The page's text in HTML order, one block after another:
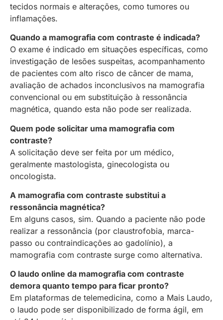
tecidos normais e alterações, como tumores ou
inflamações.
Quando a mamografia com contraste é indicada?
O exame é indicado em situações específicas, como
investigação de lesões suspeitas, acompanhamento
de pacientes com alto risco de câncer de mama,
avaliação de achados inconclusivos na mamografia
convencional ou em substituição à ressonância
magnética, quando esta não pode ser realizada.
Quem pode solicitar uma mamografia com
contraste?
A solicitação deve ser feita por um médico,
geralmente mastologista, ginecologista ou
oncologista.
A mamografia com contraste substitui a
ressonância magnética?
Em alguns casos, sim. Quando a paciente não pode
realizar a ressonância (por claustrofobia, marca-
passo ou contraindicações ao gadolínio), a
mamografia com contraste surge como alternativa.
O laudo online da mamografia com contraste
demora quanto tempo para ficar pronto?
Em plataformas de telemedicina, como a Mais Laudo,
o laudo pode ser disponibilizado de forma ágil, em